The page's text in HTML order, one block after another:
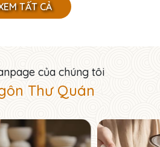
TẤT CẢ
của chúng tôi
Thư Quán